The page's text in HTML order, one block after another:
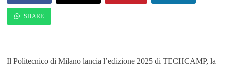
SHARE
Il Politecnico di Milano lancia l’edizione 2025 di TECHCAMP, la